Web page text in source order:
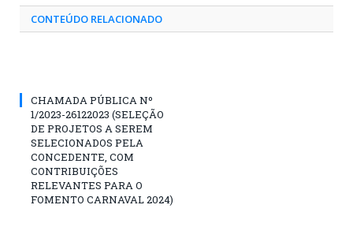
CONTEÚDO RELACIONADO
CHAMADA PÚBLICA Nº
1/2023-26122023 (SELEÇÃO
DE PROJETOS A SEREM
SELECIONADOS PELA
CONCEDENTE, COM
CONTRIBUIÇÕES
RELEVANTES PARA O
FOMENTO CARNAVAL 2024)